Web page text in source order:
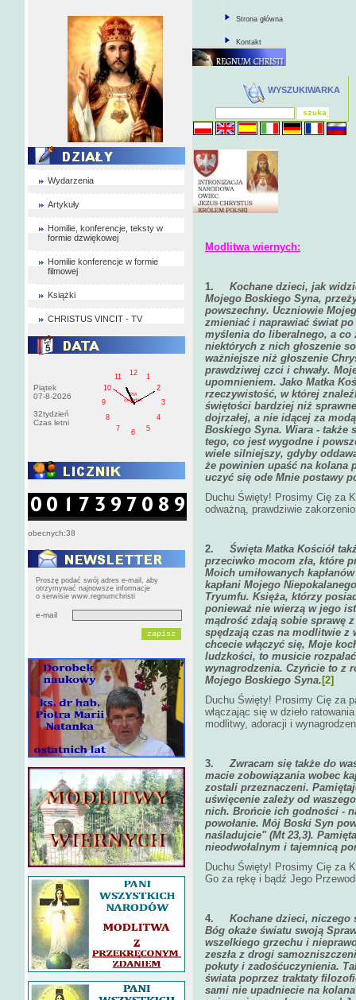
Wydarzenia
Artykuły
Homilie, konferencje, teksty w
formie dzwiękowej
Homilie konferencje w formie
filmowej
Książki
CHRISTUS VINCIT - TV
Piątek
07-8-2026
32tydzień
Czas letni
1
2
3
4
5
6
7
8
9
10
11
12
PM
czwartek
obecnych:38
Proszę podać swój adres e-mail, aby
otrzymywać najnowsze informacje
o serwisie www.regnumchristi
e-mail
Strona główna
Kontakt
WYSZUKIWARKA
Modlitwa wiernych:
1. Kochane dzieci, jak
Mojego Boskiego Syna,
powszechny. Uczniowie
zmieniać i naprawiać świat
myślenia do liberalnego, a
niektórych z nich głoszenie
ważniejsze niż głoszenie
prawdziwej czci i chwały.
upomnieniem. Jako Matka
rzeczywistość, w której
świętości bardziej niż
dojrzałej, a nie idącej za
Boskiego Syna. Wiara - także
tego, co jest wygodne i
wiele silniejszy, gdyby
że powinien upaść na kolana
uczyć się ode Mnie postawy
Duchu Święty! Prosimy Cię za
odważną, prawdziwie
2. Święta Matka Kościół
przeciwko mocom zła, które
Moich umiłowanych
kapłani Mojego
Tryumfu. Księża, którzy
ponieważ nie wierzą w jego
mądrość zdają sobie sprawę
spędzają czas na modlitwie z
chcecie włączyć się, Moje
ludzkości, to musicie
wynagrodzenia. Czyńcie to z
Mojego Boskiego Syna. [2]
Duchu Święty! Prosimy Cię za
włączając się w dzieło
modlitwy, adoracji i
3.Zwracam się także do
macie zobowiązania wobec
zostali przeznaczeni.
uświęcenie zależy od
nich. Brońcie ich godności -
powołanie. Mój Boski Syn
naśladujcie" (Mt 23,3).
nieodwołalnym i tajemnicą
Duchu Święty! Prosimy Cię za
Go za rękę i bądź Jego
4. Kochane dzieci, niczego
Bóg okaże światu swoją
wszelkiego grzechu i
zeszła z drogi
pokuty i zadośćuczynienia.
świata poprzez traktaty
sami nie upadniecie na